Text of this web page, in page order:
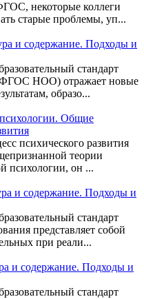
некоторые коллеги
старые проблемы, уп...
и содержание. Подходы и
стандарт
(ФГОС НОО) отражает новые
образо...
Общие
психического развития
теории
психологии, он ...
и содержание. Подходы и
стандарт
представляет собой
при реали...
и содержание. Подходы и
стандарт